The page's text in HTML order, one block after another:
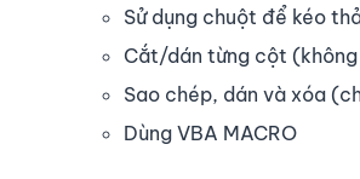
Sử dụng chuột để kéo
Cắt/dán từng cột
Sao chép, dán và xóa
Dùng VBA MACRO